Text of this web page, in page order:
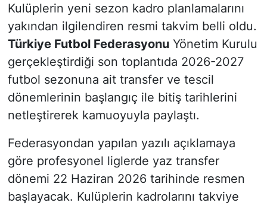
Kulüplerin yeni sezon kadro planlamalarını
yakından ilgilendiren resmi takvim belli oldu.
Türkiye Futbol FederasyonuYönetim Kurulu
gerçekleştirdiği son toplantıda 2026-2027
futbol sezonuna ait transfer ve tescil
dönemlerinin başlangıç ile bitiş tarihlerini
netleştirerek kamuoyuyla paylaştı.
Federasyondan yapılan yazılı açıklamaya
göre profesyonel liglerde yaz transfer
dönemi 22 Haziran 2026 tarihinde resmen
başlayacak. Kulüplerin kadrolarını takviye